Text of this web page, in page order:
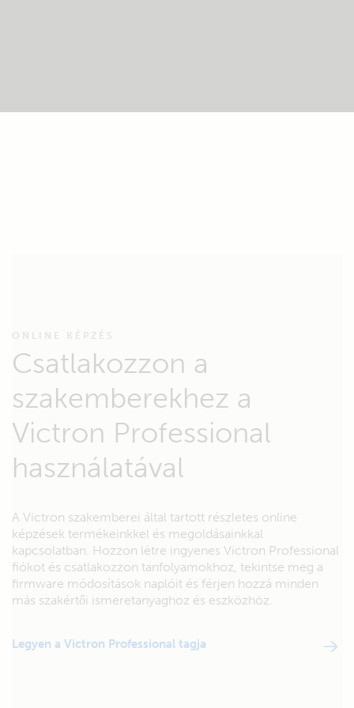
ONLINE KÉPZÉS
Csatlakozzon a
szakemberekhez a
Victron Professional
használatával
A Victron szakemberei által tartott részletes online
képzések termékeinkkel és megoldásainkkal
kapcsolatban. Hozzon létre ingyenes Victron Professional
fiókot és csatlakozzon tanfolyamokhoz, tekintse meg a
firmware módosítások naplóit és férjen hozzá minden
más szakértői ismeretanyaghoz és eszközhöz.
Legyen a Victron Professional tagja